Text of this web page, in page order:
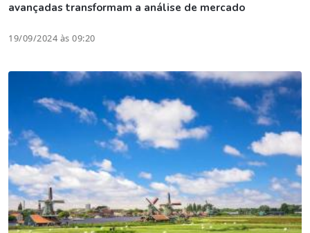
avançadas transformam a análise de mercado
19/09/2024 às 09:20